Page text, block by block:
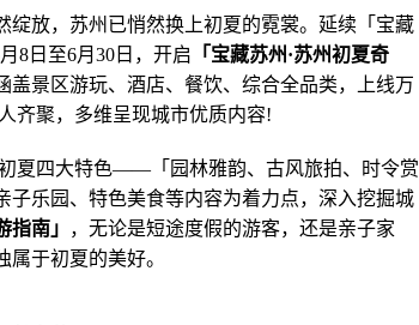
绽放，苏州已悄然换上初夏的霓裳。延续「宝藏
8日至6月30日，开启 「宝藏苏州·苏州初夏奇
景区游玩、酒店、餐饮、综合全品类，上线万
齐聚，多维呈现城市优质内容!
夏四大特色——「园林雅韵、古风旅拍、时令赏
子乐园、特色美食等内容为着力点，深入挖掘城
指南」
，无论是短途度假的游客，还是亲子家
于初夏的美好。